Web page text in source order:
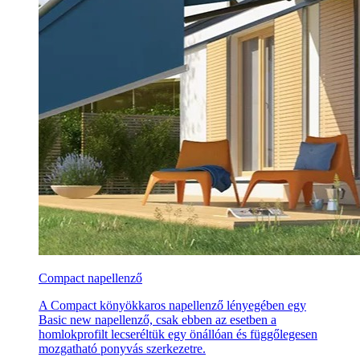
Compact napellenző
A Compact könyökkaros napellenző lényegében egy
Basic new napellenző, csak ebben az esetben a
homlokprofilt lecseréltük egy önállóan és függőlegesen
mozgatható ponyvás szerkezetre.